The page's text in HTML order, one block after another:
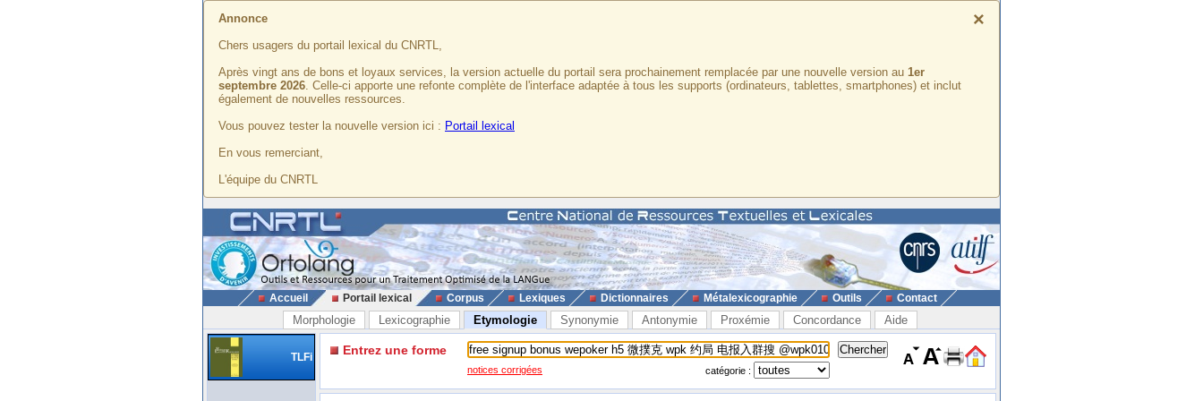
×
Annonce
Chers usagers du portail lexical du CNRTL,
Après vingt ans de bons et loyaux services, la version actuelle du portail sera prochainement remplacée par une nouvelle version au 1er
septembre 2026. Celle-ci apporte une refonte complète de l'interface adaptée à tous les supports (ordinateurs, tablettes, smartphones) et inclut
également de nouvelles ressources.
Vous pouvez tester la nouvelle version ici : Portail lexical
En vous remerciant,
L'équipe du CNRTL
Accueil Portail lexical Corpus Lexiques Dictionnaires Métalexicographie Outils Contact
Morphologie Lexicographie Etymologie Synonymie Antonymie Proxémie Concordance Aide
TLFi Entrez une forme
notices corrigées catégorie :